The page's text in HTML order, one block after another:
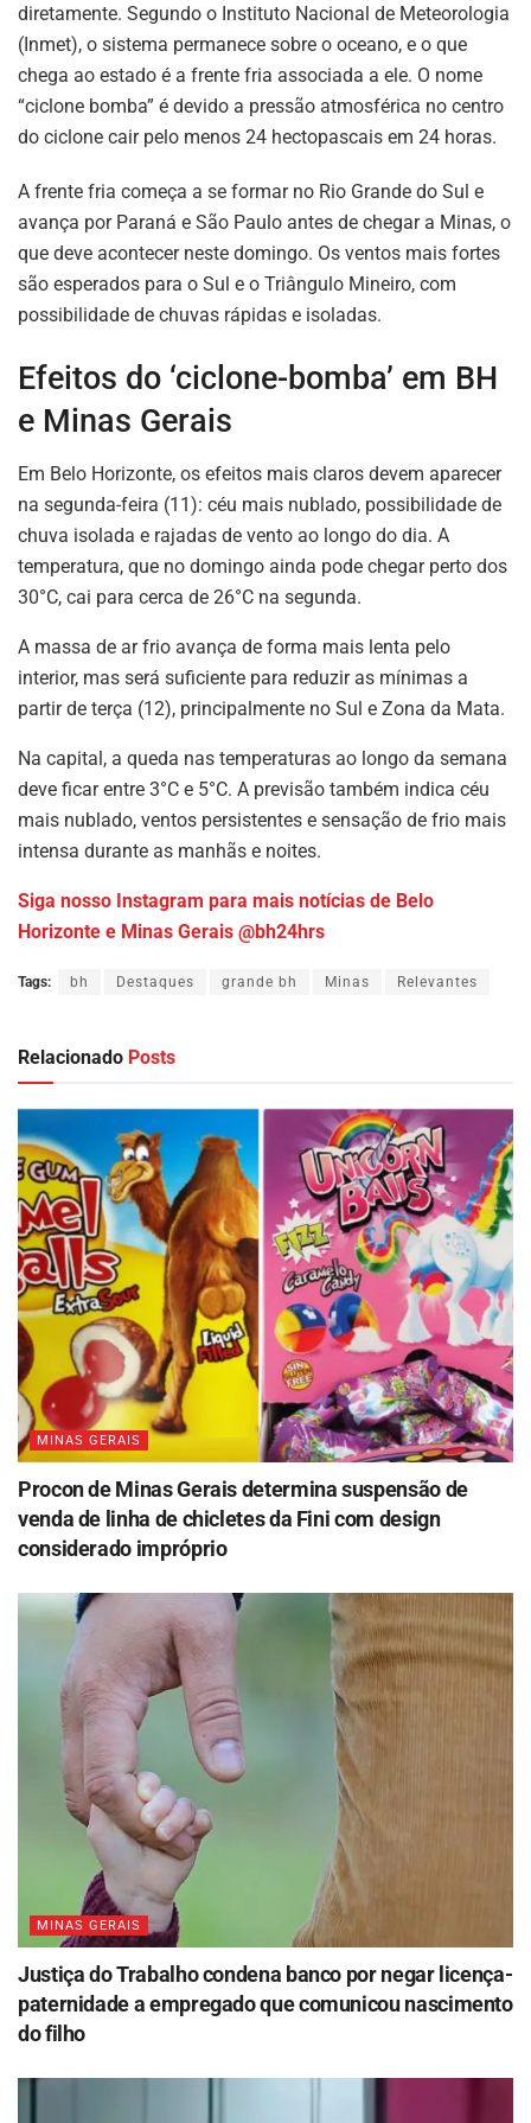
diretamente. Segundo o Instituto Nacional de Meteorologia
(Inmet), o sistema permanece sobre o oceano, e o que
chega ao estado é a frente fria associada a ele. O nome
“ciclone bomba” é devido a pressão atmosférica no centro
do ciclone cair pelo menos 24 hectopascais em 24 horas.
A frente fria começa a se formar no Rio Grande do Sul e
avança por Paraná e São Paulo antes de chegar a Minas, o
que deve acontecer neste domingo. Os ventos mais fortes
são esperados para o Sul e o Triângulo Mineiro, com
possibilidade de chuvas rápidas e isoladas.
Efeitos do ‘ciclone-bomba’ em BH
e Minas Gerais
Em Belo Horizonte, os efeitos mais claros devem aparecer
na segunda-feira (11): céu mais nublado, possibilidade de
chuva isolada e rajadas de vento ao longo do dia. A
temperatura, que no domingo ainda pode chegar perto dos
30°C, cai para cerca de 26°C na segunda.
A massa de ar frio avança de forma mais lenta pelo
interior, mas será suficiente para reduzir as mínimas a
partir de terça (12), principalmente no Sul e Zona da Mata.
Na capital, a queda nas temperaturas ao longo da semana
deve ficar entre 3°C e 5°C. A previsão também indica céu
mais nublado, ventos persistentes e sensação de frio mais
intensa durante as manhãs e noites.
Siga nosso Instagram para mais notícias de Belo
Horizonte e Minas Gerais @bh24hrs
Tags: bh Destaques grande bh Minas Relevantes
Relacionado Posts
MINAS GERAIS
Procon de Minas Gerais determina suspensão de
venda de linha de chicletes da Fini com design
considerado impróprio
MINAS GERAIS
Justiça do Trabalho condena banco por negar licença-
paternidade a empregado que comunicou nascimento
do filho